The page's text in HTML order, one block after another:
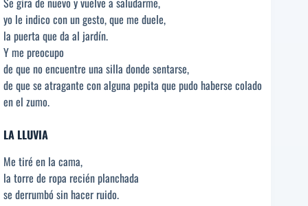
yo le indico con un gesto, que me duele,
la puerta que da al jardín.
Y me preocupo
de que no encuentre una silla donde sentarse,
de que se atragante con alguna pepita que pudo haberse colado
en el zumo.
LA LLUVIA
Me tiré en la cama,
la torre de ropa recién planchada
se derrumbó sin hacer ruido.